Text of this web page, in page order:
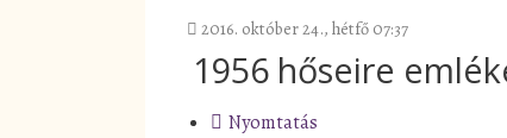
2016. október 24., hétfő 07:37
1956 hőseire
Nyomtatás